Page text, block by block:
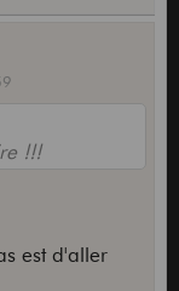
!!!
est d'aller